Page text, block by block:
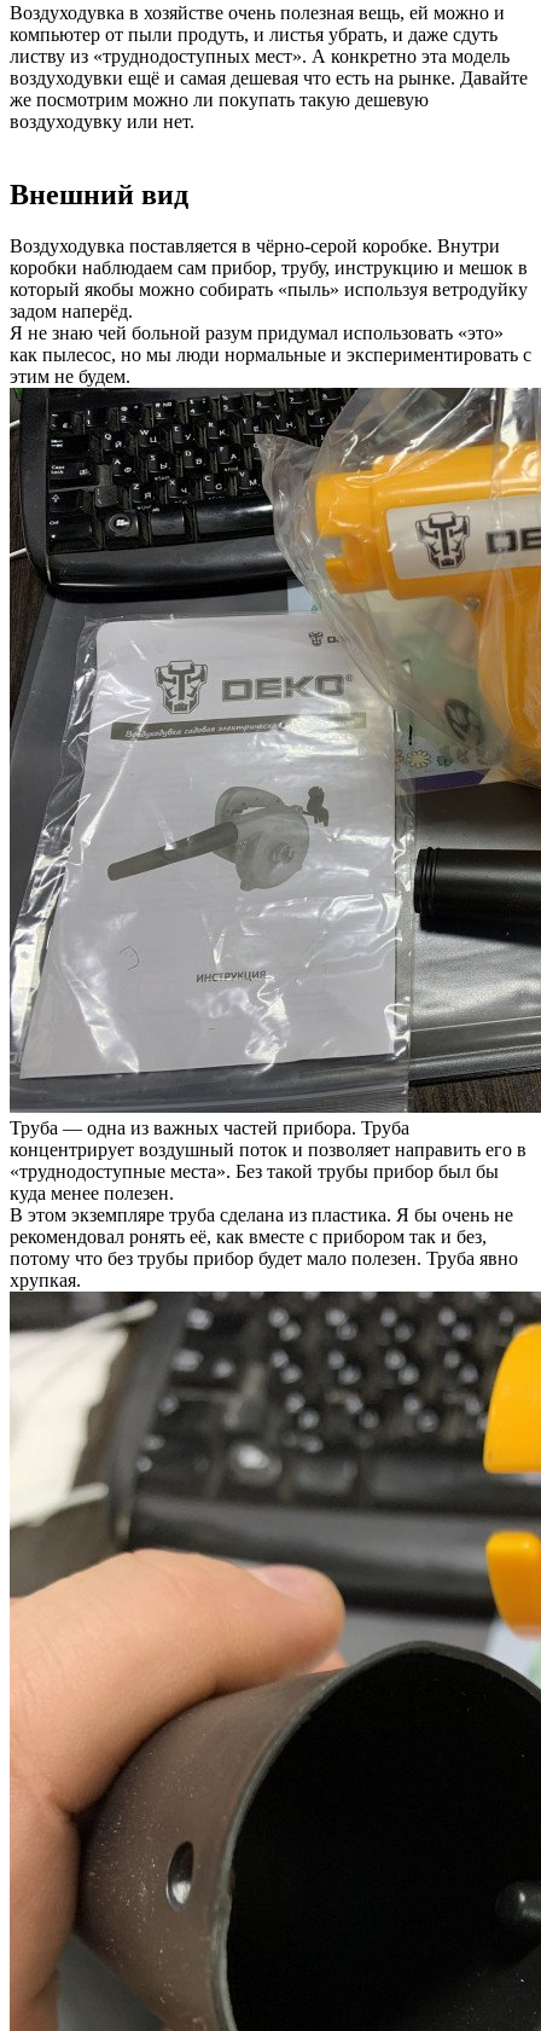
Воздуходувка в хозяйстве очень полезная вещь, ей можно и
компьютер от пыли продуть, и листья убрать, и даже сдуть
листву из «труднодоступных мест». А конкретно эта модель
воздуходувки ещё и самая дешевая что есть на рынке. Давайте
же посмотрим можно ли покупать такую дешевую
воздуходувку или нет.
Внешний вид
Воздуходувка поставляется в чёрно-серой коробке. Внутри
коробки наблюдаем сам прибор, трубу, инструкцию и мешок в
который якобы можно собирать «пыль» используя ветродуйку
задом наперёд.
Я не знаю чей больной разум придумал использовать «это»
как пылесос, но мы люди нормальные и экспериментировать с
этим не будем.
Труба — одна из важных частей прибора. Труба
концентрирует воздушный поток и позволяет направить его в
«труднодоступные места». Без такой трубы прибор был бы
куда менее полезен.
В этом экземпляре труба сделана из пластика. Я бы очень не
рекомендовал ронять её, как вместе с прибором так и без,
потому что без трубы прибор будет мало полезен. Труба явно
хрупкая.